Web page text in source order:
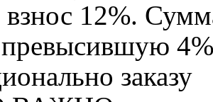
12%.
4%
заказу